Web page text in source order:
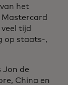
het
tijd
op staats-,
Jon de
China en